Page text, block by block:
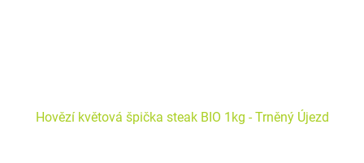
Hovězí květová špička steak BIO 1kg - Trněný Újezd